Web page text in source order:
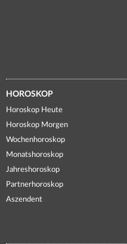
HOROSKOP
Horoskop Heute
Horoskop Morgen
Wochenhoroskop
Monatshoroskop
Jahreshoroskop
Partnerhoroskop
Aszendent